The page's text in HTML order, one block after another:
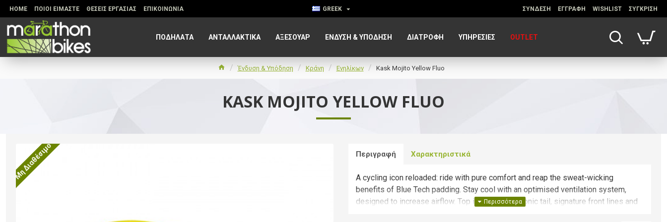
HOME ΠΟΙΟΙ ΕΙΜΑΣΤΕ ΘΕΣΕΙΣ ΕΡΓΑΣΙΑΣ ΕΠΙΚΟΙΝΩΝΙΑ GREEK ΣΥΝΔΕΣΗ ΕΓΓΡΑΦΗ WISHLIST ΣΥΓΚΡΙΣΗ
ΠΟΔΗΛΑΤΑ ΑΝΤΑΛΛΑΚΤΙΚΑ ΑΞΕΣΟΥΆΡ ΈΝΔΥΣΗ & ΥΠΌΔΗΣΗ ΔΙΑΤΡΟΦΉ ΥΠΗΡΕΣΊΕΣ OUTLET
Ένδυση & Υπόδηση Κράνη Ενηλίκων Kask Mojito Yellow Fluo
KASK MOJITO YELLOW FLUO
Μη Διαθέσιμο Περιγραφή Χαρακτηριστικά
A cycling icon reloaded: ride with pure comfort and reap the sweat-wicking
benefits of Blue Tech padding. Stay cool with an optimised ventilation system,
designed to increase airflow. Top it off with an iconic tail, signature front lines and